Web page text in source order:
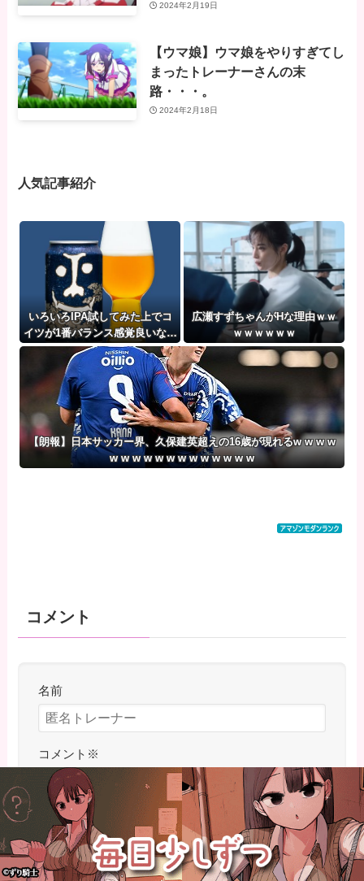
2024年2月19日
【ウマ娘】ウマ娘をやりすぎてし
まったトレーナーさんの末
路・・・。
2024年2月18日
人気記事紹介
いろいろIPA試してみた上でコ
イツが1番バランス感覚良いな…
広瀬すずちゃんがHな理由ｗｗ
ｗｗｗｗｗｗ
【朗報】日本サッカー界、久保建英超えの16歳が現れるw w w w
w w w w w w w w w w w w w
コメント
名前
コメント ※